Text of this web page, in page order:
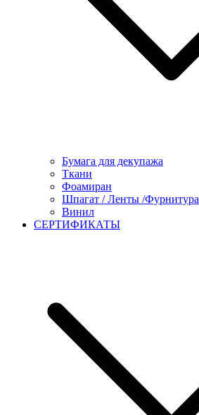
Бумага для декупажа
Ткани
Фоамиран
Шпагат / Ленты /Фурнитура
Винил
СЕРТИФИКАТЫ